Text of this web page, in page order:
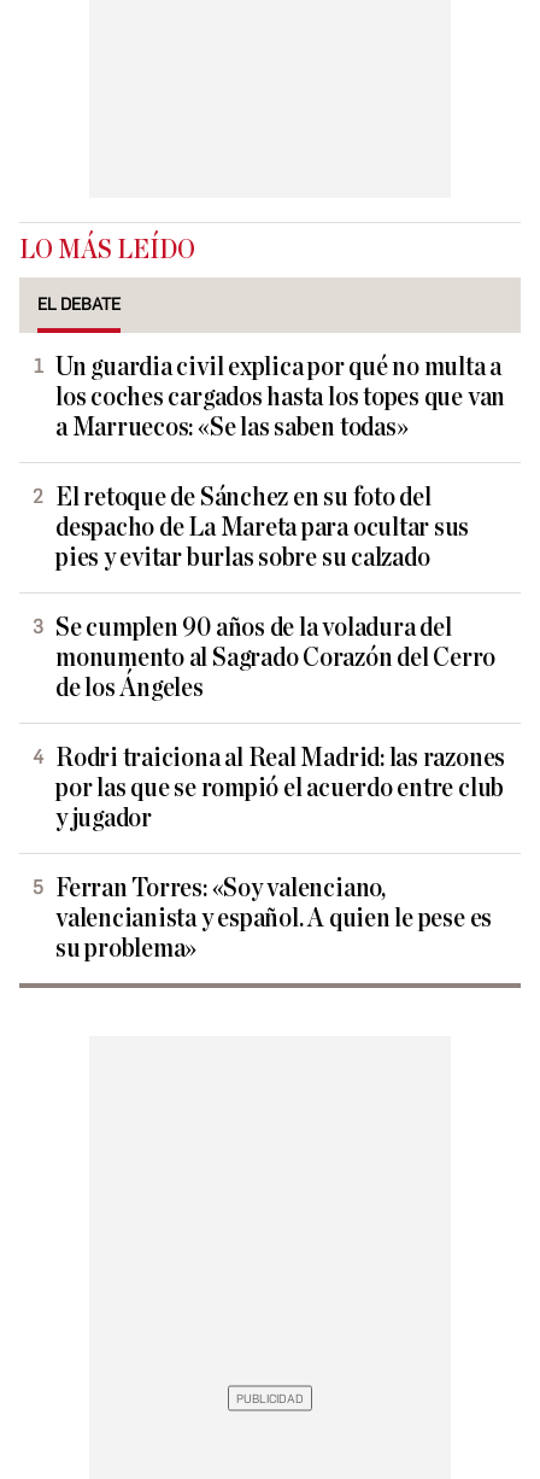
LO MÁS LEÍDO
EL DEBATE
Un guardia civil explica por qué no multa a
los coches cargados hasta los topes que van
a Marruecos: «Se las saben todas»
El retoque de Sánchez en su foto del
despacho de La Mareta para ocultar sus
pies y evitar burlas sobre su calzado
Se cumplen 90 años de la voladura del
monumento al Sagrado Corazón del Cerro
de los Ángeles
Rodri traiciona al Real Madrid: las razones
por las que se rompió el acuerdo entre club
y jugador
Ferran Torres: «Soy valenciano,
valencianista y español. A quien le pese es
su problema»